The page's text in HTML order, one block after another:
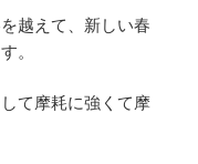
越えて、新しい春
。
て摩耗に強くて摩